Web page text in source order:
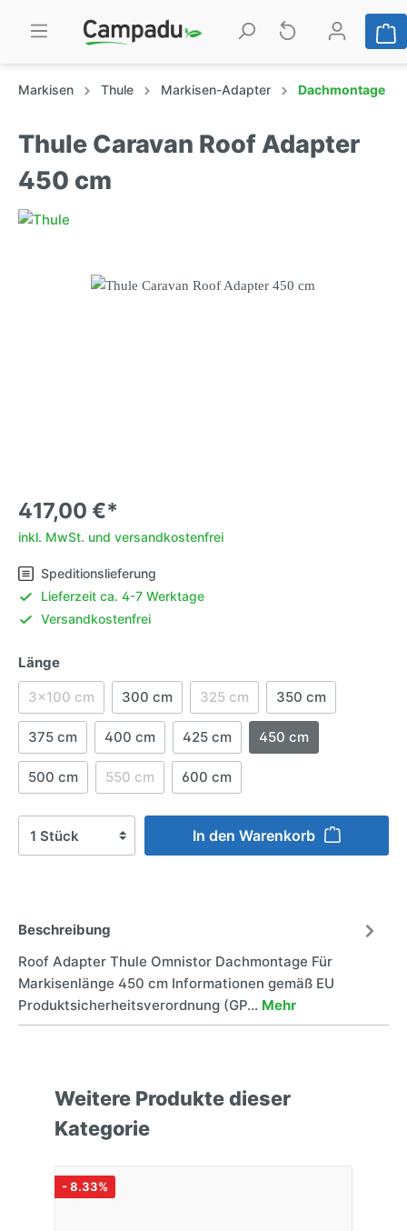
Markisen Thule Markisen-Adapter Dachmontage
Thule Caravan Roof Adapter
450 cm
417,00 €*
inkl. MwSt. und versandkostenfrei
Speditionslieferung
Lieferzeit ca. 4-7 Werktage
Versandkostenfrei
Länge
3x100 cm
300 cm 325 cm 350 cm
375 cm 400 cm 425 cm 450 cm
500 cm 550 cm 600 cm
In den Warenkorb
Beschreibung
Roof Adapter Thule Omnistor Dachmontage Für
Markisenlänge 450 cm Informationen gemäß EU
Produktsicherheitsverordnung (GP… Mehr
Weitere Produkte dieser
Kategorie
- 8.33%